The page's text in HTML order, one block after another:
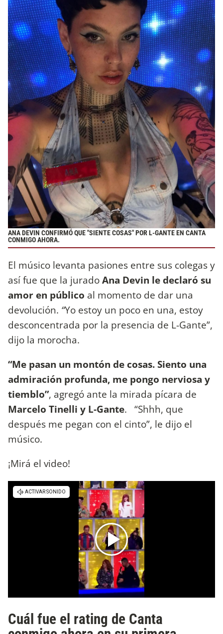
ANA DEVIN CONFIRMÓ QUE "SIENTE COSAS" POR L-GANTE EN CANTA
CONMIGO AHORA.
El músico levanta pasiones entre sus colegas y
así fue que la juradoAna Devin le declaró su
amor en público al momento de dar una
devolución. “Yo estoy un poco en una, estoy
desconcentrada por la presencia de L-Gante”,
dijo la morocha.
“Me pasan un montón de cosas. Siento una
admiración profunda, me pongo nerviosa y
tiemblo”, agregó ante la mirada pícara de
Marcelo Tinelli y L-Gante. “Shhh, que
después me pegan con el cinto”, le dijo el
músico.
¡Mirá el video!
Cuál fue el rating de Canta